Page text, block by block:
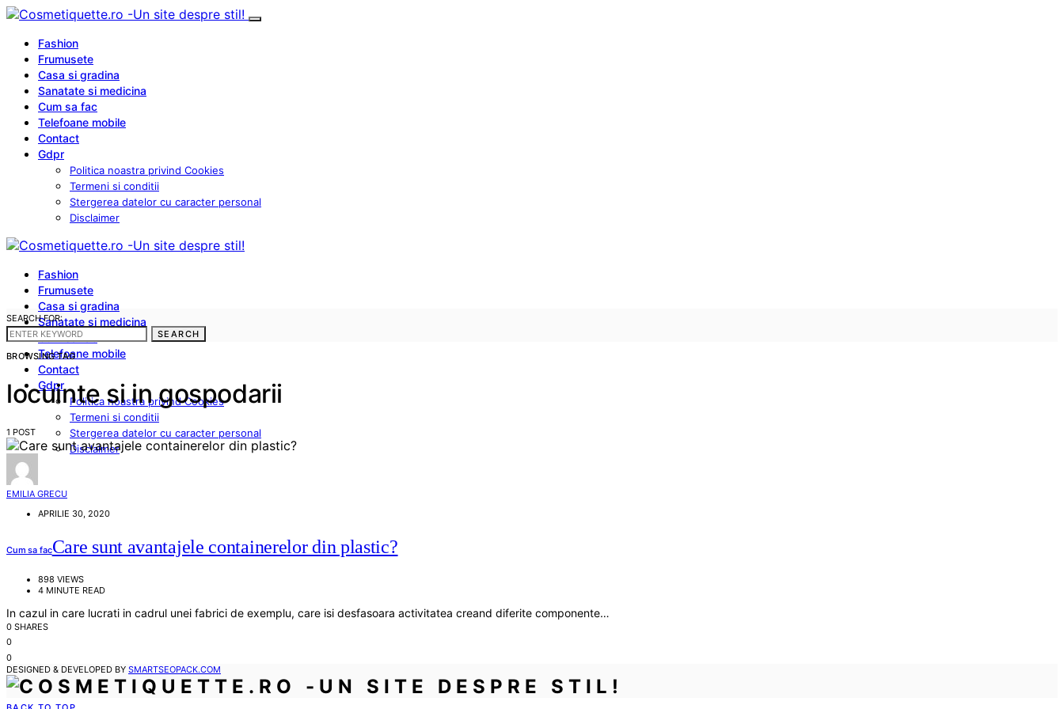
Fashion
Frumusete
Casa si gradina
Sanatate si medicina
Cum sa fac
Telefoane mobile
Contact
Gdpr
Politica noastra privind Cookies
Termeni si conditii
Stergerea datelor cu caracter personal
Disclaimer
Fashion
Frumusete
Casa si gradina
Sanatate si medicina
Cum sa fac
Telefoane mobile
Contact
Gdpr
Politica noastra privind Cookies
Termeni si conditii
Stergerea datelor cu caracter personal
Disclaimer
SEARCH FOR:
SEARCH
BROWSING TAG
locuinte si in gospodarii
1 POST
EMILIA GRECU
APRILIE 30, 2020
Cum sa facCare sunt avantajele containerelor din plastic?
898 VIEWS
4 MINUTE READ
In cazul in care lucrati in cadrul unei fabrici de exemplu, care isi desfasoara activitatea creand diferite componente…
0 SHARES
0
0
DESIGNED & DEVELOPED BY SMARTSEOPACK.COM